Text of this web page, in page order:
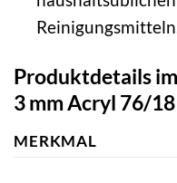
Reinigungsmitteln.
Produktdetails
3 mm Acryl 76/
MERKMAL